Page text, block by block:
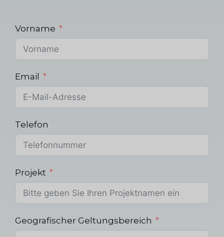
Vorname
Email
Telefon
Projekt
Geografischer Geltungsbereich